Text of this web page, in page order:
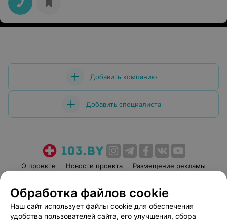
Добавить компанию
Добавить специалиста
О проекте Новости проекта
Размещение рекламы
Пользовательское соглашение
Способы оплаты
Вакансии
Партнеры
Обработка файлов cookie
Наш сайт использует файлы cookie для обеспечения
удобства пользователей сайта, его улучшения, сбора